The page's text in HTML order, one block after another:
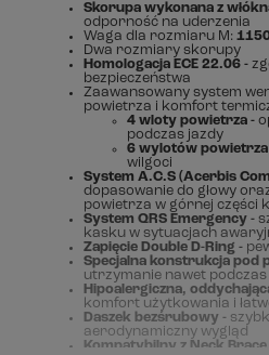
Skorupa wykonana z
odporność na uderzenia
Waga dla rozmiaru M:
Dwa rozmiary skorupy
Homologacja ECE 22.06 -
bezpieczeństwa
Zaawansowany system
powietrza i komfort
4 wloty powietrza -
podczas jazdy
6 wylotów powietrza
wilgoci
System A.C.S (Acerbis
dopasowanie do głowy
powietrza w górnej części
System QRS Emergency -
kasku w sytuacjach
Zapięcie Double D-Ring -
Specjalna konstrukcja pod
utrzymanie nawet
Hipoalergiczna,
komfort użytkowania i
Daszek bezśrubowy -
aerodynamiczny wygląd
Kompatybilny z Neck Brace